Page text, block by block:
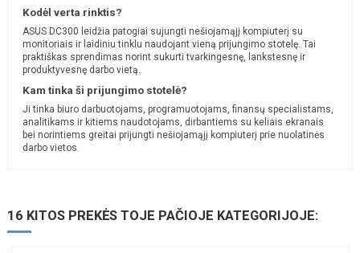
Kodėl verta rinktis?
ASUS DC300 leidžia patogiai sujungti nešiojamąjį kompiuterį su
monitoriais ir laidiniu tinklu naudojant vieną prijungimo stotelę. Tai
praktiškas sprendimas norint sukurti tvarkingesnę, lankstesnę ir
produktyvesnę darbo vietą.
Kam tinka ši prijungimo stotelė?
Ji tinka biuro darbuotojams, programuotojams, finansų specialistams,
analitikams ir kitiems naudotojams, dirbantiems su keliais ekranais
bei norintiems greitai prijungti nešiojamąjį kompiuterį prie nuolatinės
darbo vietos.
16 KITOS PREKĖS TOJE PAČIOJE KATEGORIJOJE: